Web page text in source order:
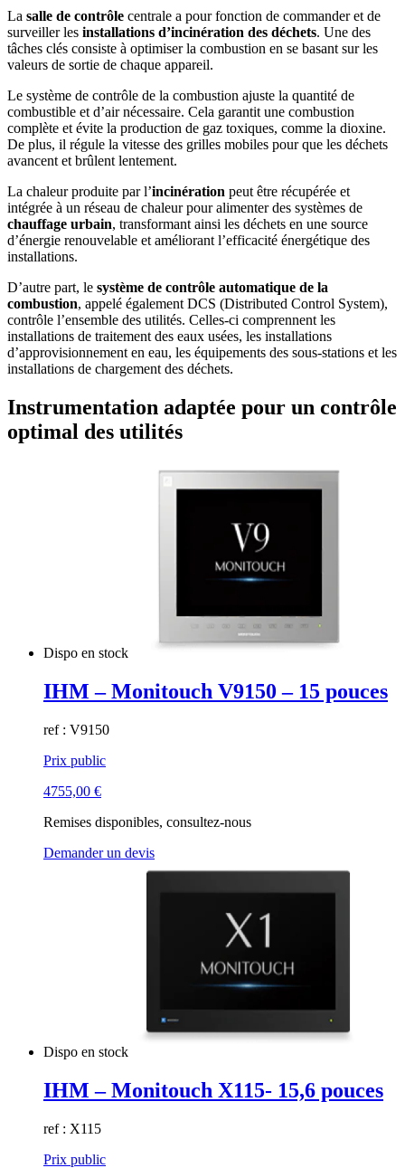
La salle de contrôle centrale a pour fonction de commander et de
surveiller les installations d’incinération des déchets. Une des
tâches clés consiste à optimiser la combustion en se basant sur les
valeurs de sortie de chaque appareil.
Le système de contrôle de la combustion ajuste la quantité de
combustible et d’air nécessaire. Cela garantit une combustion
complète et évite la production de gaz toxiques, comme la dioxine.
De plus, il régule la vitesse des grilles mobiles pour que les déchets
avancent et brûlent lentement.
La chaleur produite par l’incinération peut être récupérée et
intégrée à un réseau de chaleur pour alimenter des systèmes de
chauffage urbain, transformant ainsi les déchets en une source
d’énergie renouvelable et améliorant l’efficacité énergétique des
installations.
D’autre part, le système de contrôle automatique de la
combustion, appelé également DCS (Distributed Control System),
contrôle l’ensemble des utilités. Celles-ci comprennent les
installations de traitement des eaux usées, les installations
d’approvisionnement en eau, les équipements des sous-stations et les
installations de chargement des déchets.
Instrumentation adaptée pour un contrôle
optimal des utilités
Dispo en stock
IHM – Monitouch V9150 – 15 pouces
ref : V9150
Prix public
4755,00 €
Remises disponibles, consultez-nous
Demander un devis
Dispo en stock
IHM – Monitouch X115- 15,6 pouces
ref : X115
Prix public